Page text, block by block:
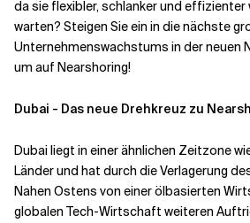
da sie flexibler, schlanker und effizienter
warten? Steigen Sie ein in die nächste
Unternehmenswachstums in der neuen
um auf Nearshoring!
Dubai - Das neue Drehkreuz zu
Dubai liegt in einer ähnlichen Zeitzone
Länder und hat durch die Verlagerung
Nahen Ostens von einer ölbasierten
globalen Tech-Wirtschaft weiteren